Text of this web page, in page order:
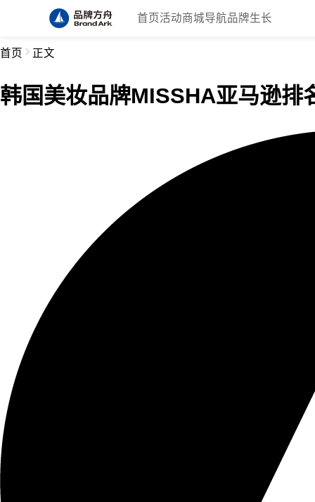
首页 活动商城导航品牌生长
首页 正文
韩国美妆品牌MISSHA亚马逊排